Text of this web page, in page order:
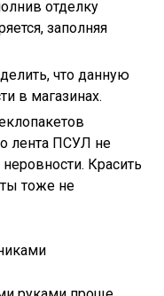
отделку
заполняя
что данную
в магазинах.
лента ПСУЛ не
Красить
тоже не